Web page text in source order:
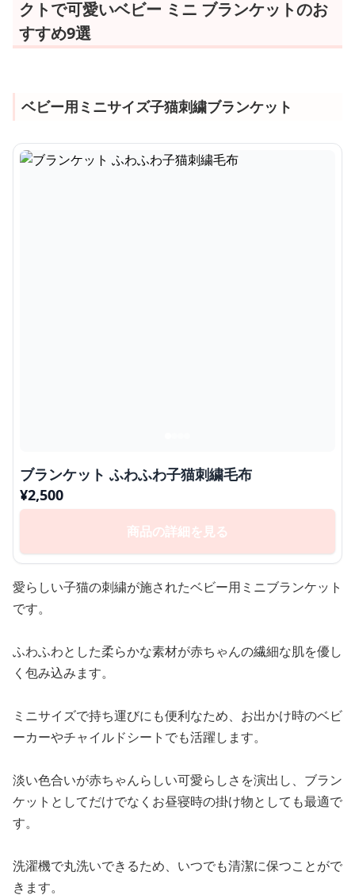
クトで可愛いベビー ミニ ブランケットのお
すすめ9選
ベビー用ミニサイズ子猫刺繍ブランケット
ブランケット ふわふわ子猫刺繍毛布
¥2,500
商品の詳細を見る
愛らしい子猫の刺繍が施されたベビー用ミニブランケット
です。
ふわふわとした柔らかな素材が赤ちゃんの繊細な肌を優し
く包み込みます。
ミニサイズで持ち運びにも便利なため、お出かけ時のベビ
ーカーやチャイルドシートでも活躍します。
淡い色合いが赤ちゃんらしい可愛らしさを演出し、ブラン
ケットとしてだけでなくお昼寝時の掛け物としても最適で
す。
洗濯機で丸洗いできるため、いつでも清潔に保つことがで
きます。